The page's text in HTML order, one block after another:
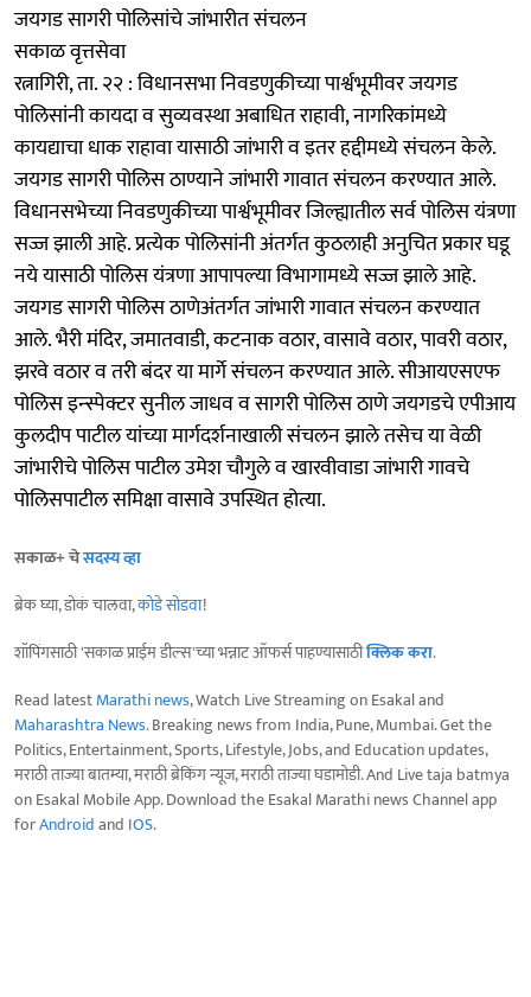
जयगड सागरी पोलिसांचे जांभारीत संचलन
सकाळ वृत्तसेवा
रत्नागिरी, ता. २२ : विधानसभा निवडणुकीच्या पार्श्वभूमीवर जयगड
पोलिसांनी कायदा व सुव्यवस्था अबाधित राहावी, नागरिकांमध्ये
कायद्याचा धाक राहावा यासाठी जांभारी व इतर हद्दीमध्ये संचलन केले.
जयगड सागरी पोलिस ठाण्याने जांभारी गावात संचलन करण्यात आले.
विधानसभेच्या निवडणुकीच्या पार्श्वभूमीवर जिल्ह्यातील सर्व पोलिस यंत्रणा
सज्ज झाली आहे. प्रत्येक पोलिसांनी अंतर्गत कुठलाही अनुचित प्रकार घडू
नये यासाठी पोलिस यंत्रणा आपापल्या विभागामध्ये सज्ज झाले आहे.
जयगड सागरी पोलिस ठाणेअंतर्गत जांभारी गावात संचलन करण्यात
आले. भैरी मंदिर, जमातवाडी, कटनाक वठार, वासावे वठार, पावरी वठार,
झरवे वठार व तरी बंदर या मार्गे संचलन करण्यात आले. सीआयएसएफ
पोलिस इन्स्पेक्टर सुनील जाधव व सागरी पोलिस ठाणे जयगडचे एपीआय
कुलदीप पाटील यांच्या मार्गदर्शनाखाली संचलन झाले तसेच या वेळी
जांभारीचे पोलिस पाटील उमेश चौगुले व खारवीवाडा जांभारी गावचे
पोलिसपाटील समिक्षा वासावे उपस्थित होत्या.
सकाळ+ चेसदस्य व्हा
ब्रेक घ्या, डोकं चालवा,कोडे सोडवा!
शॉपिंगसाठी 'सकाळ प्राईम डील्स'च्या भन्नाट ऑफर्स पाहण्यासाठीक्लिक करा.
Read latestMarathi news, Watch Live Streaming on Esakal and
Maharashtra News. Breaking news from India, Pune, Mumbai. Get the
Politics, Entertainment, Sports, Lifestyle, Jobs, and Education updates,
मराठी ताज्या बातम्या, मराठी ब्रेकिंग न्यूज, मराठी ताज्या घडामोडी. And Live taja batmya
on Esakal Mobile App. Download the Esakal Marathi news Channel app
forAndroidand IOS.